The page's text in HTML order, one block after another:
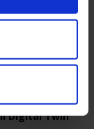
e BIM
Digital Twin